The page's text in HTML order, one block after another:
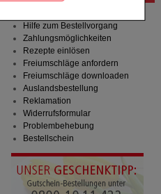
zu gestalten,
des
an bevorzugte
ermöglichen es uns
zugeschrittene Inhalte
zu
lassen sich
Weise der Nutzung
mit deren Hilfe wir unsere
können, den Inhalt
die Werbung auf
Hilfe zum Bestellvorgang
Zahlungsmöglichkeiten
Rezepte einlösen
Freiumschläge anfordern
Freiumschläge downloaden
Auslandsbestellung
Reklamation
Widerrufsformular
Problembehebung
Bestellschein